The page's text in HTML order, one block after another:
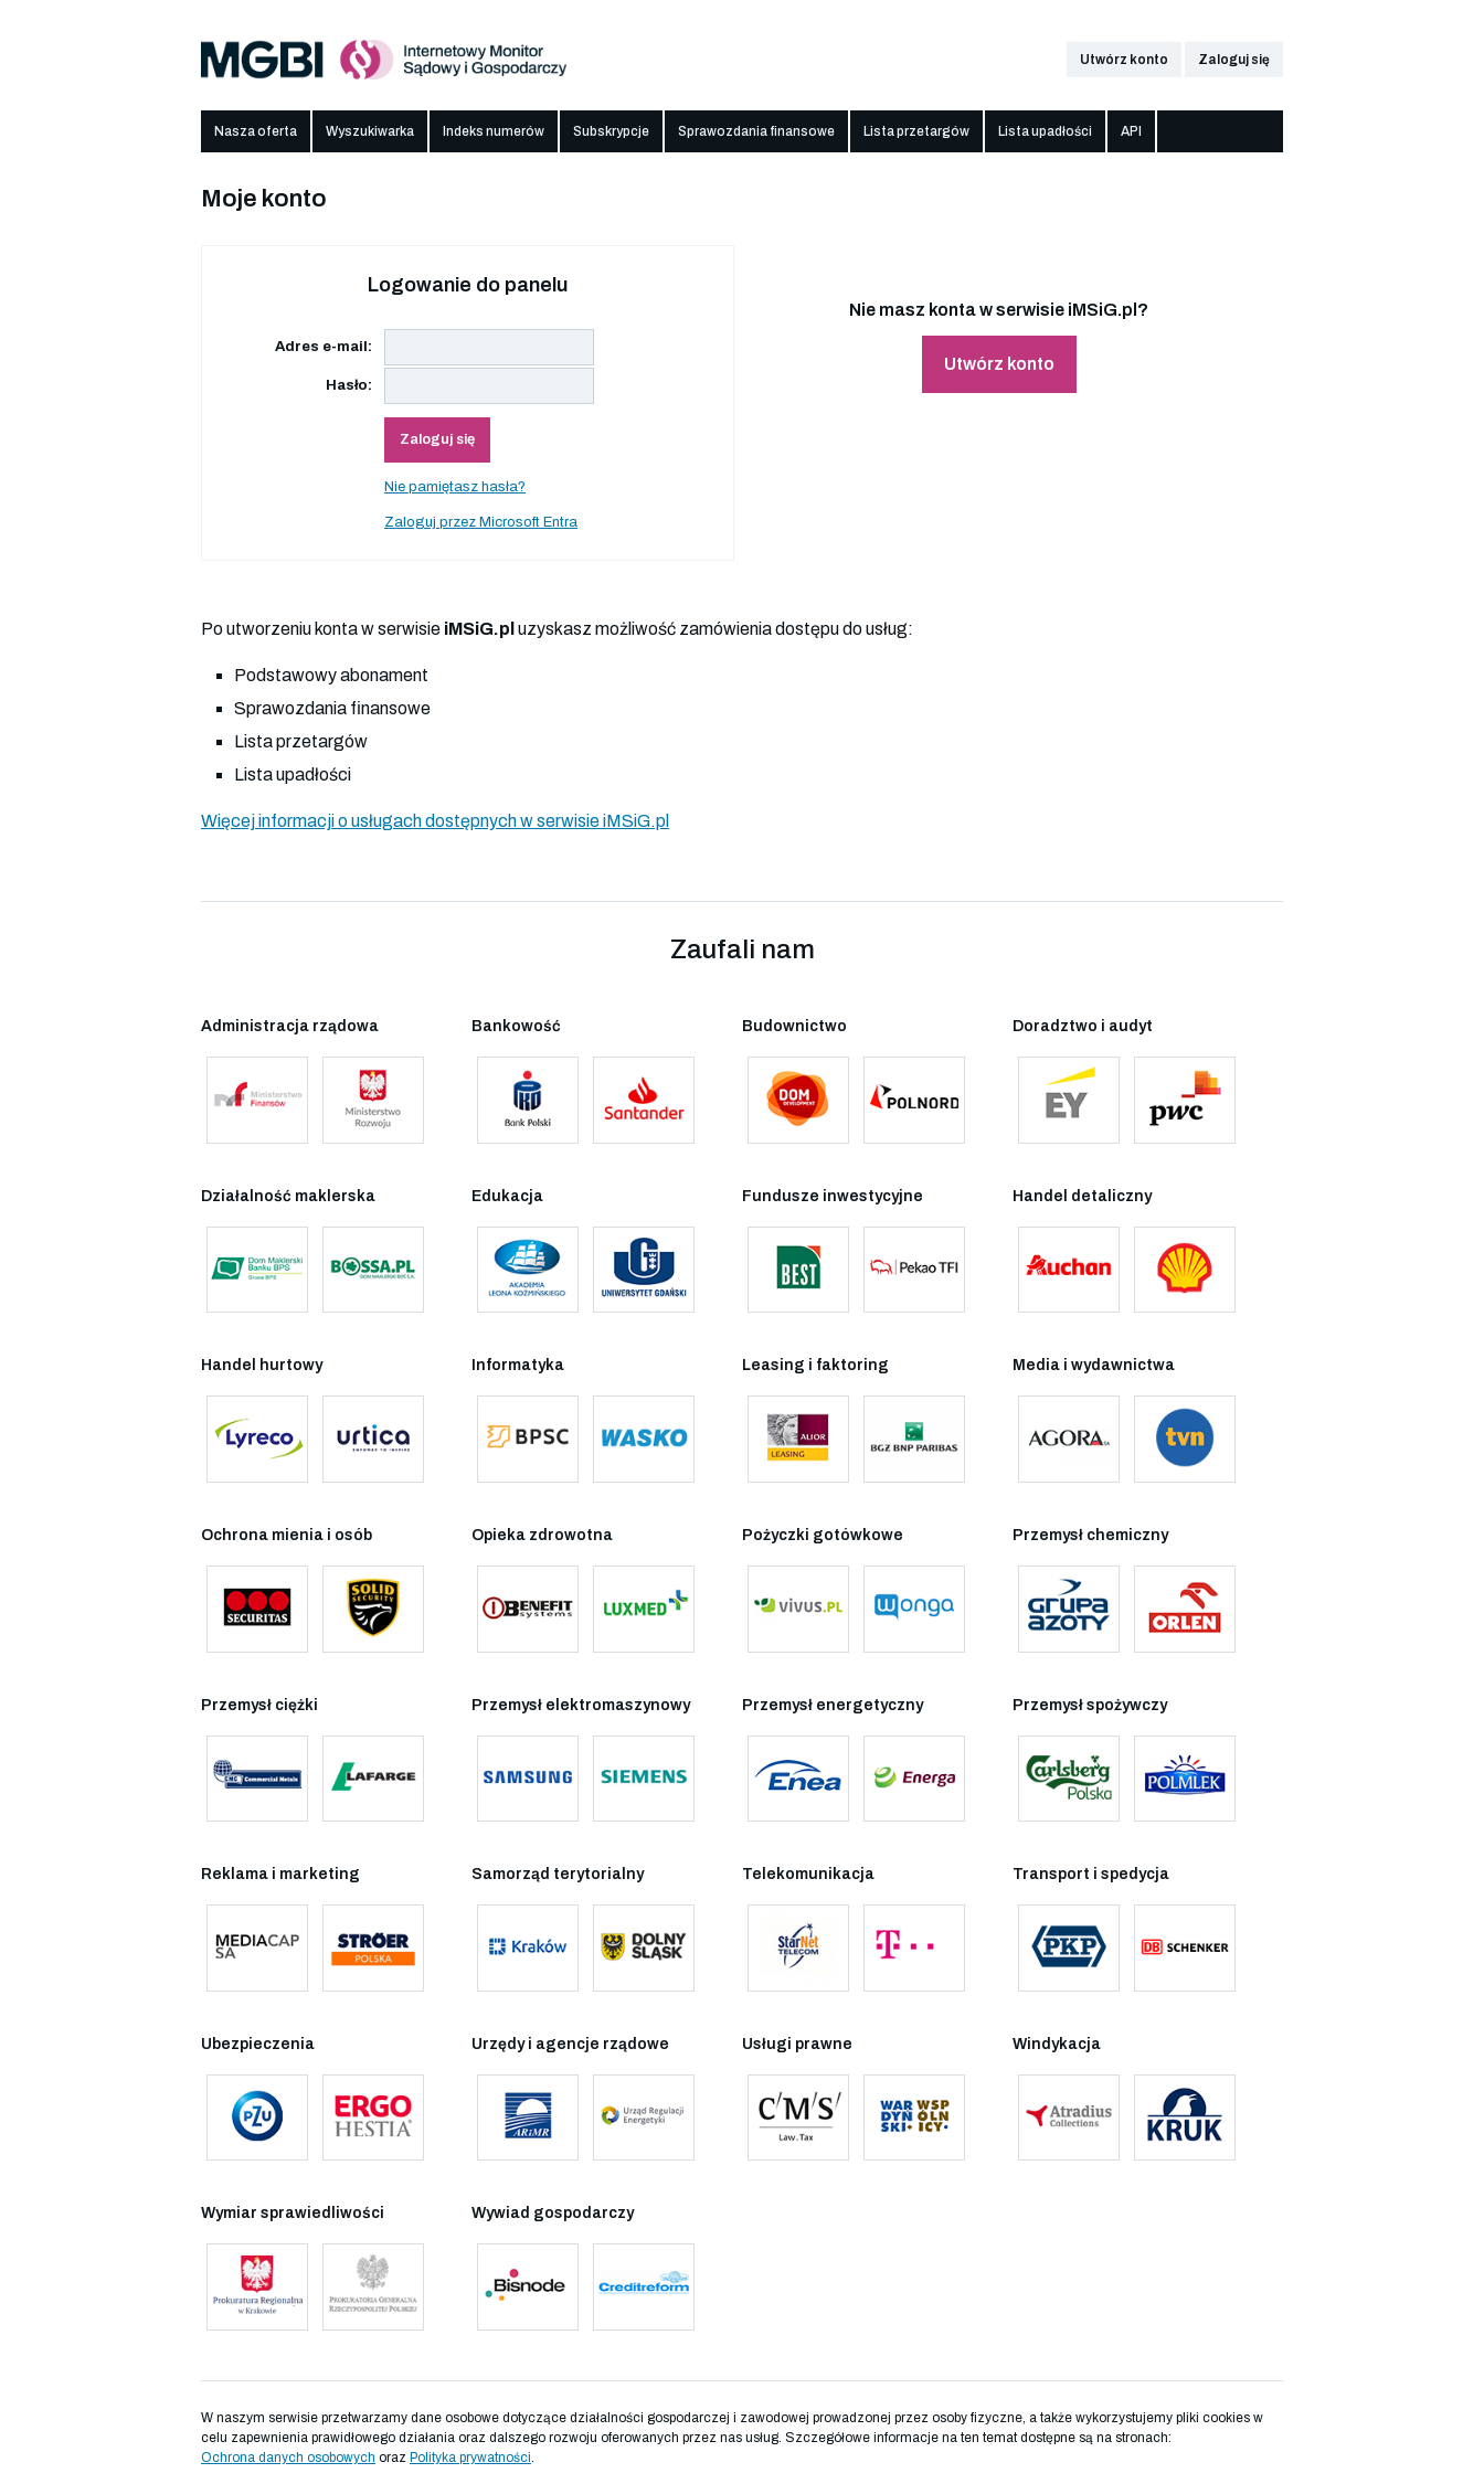
Utwórz konto Zaloguj się
Nasza oferta Wyszukiwarka Indeks numerów Subskrypcje Sprawozdania finansowe Lista przetargów Lista upadłości API
Moje konto
Logowanie do panelu
Adres e-mail:
Hasło:
Zaloguj się
Nie pamiętasz hasła?
Zaloguj przez Microsoft Entra
Nie masz konta w serwisie iMSiG.pl?
Utwórz konto
Po utworzeniu konta w serwisie iMSiG.pl uzyskasz możliwość zamówienia dostępu do usług:
Podstawowy abonament
Sprawozdania finansowe
Lista przetargów
Lista upadłości
Więcej informacji o usługach dostępnych w serwisie iMSiG.pl
Zaufali nam
Administracja rządowa Bankowość Budownictwo Doradztwo i audyt
Działalność maklerska Edukacja Fundusze inwestycyjne Handel detaliczny
Handel hurtowy Informatyka Leasing i faktoring Media i wydawnictwa
Ochrona mienia i osób Opieka zdrowotna Pożyczki gotówkowe Przemysł chemiczny
Przemysł ciężki Przemysł elektromaszynowy Przemysł energetyczny Przemysł spożywczy
Reklama i marketing Samorząd terytorialny Telekomunikacja Transport i spedycja
Ubezpieczenia Urzędy i agencje rządowe Usługi prawne Windykacja
Wymiar sprawiedliwości Wywiad gospodarczy
W naszym serwisie przetwarzamy dane osobowe dotyczące działalności gospodarczej i zawodowej prowadzonej przez osoby fizyczne, a także wykorzystujemy pliki cookies w
celu zapewnienia prawidłowego działania oraz dalszego rozwoju oferowanych przez nas usług. Szczegółowe informacje na ten temat dostępne są na stronach:
Ochrona danych osobowych oraz Polityka prywatności.